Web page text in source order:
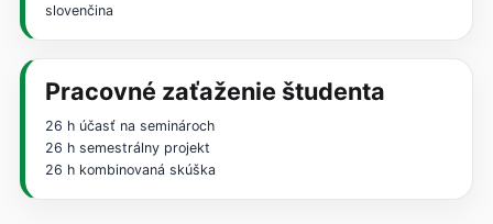
slovenčina
Pracovné zaťaženie študenta
26 h účasť na seminároch
26 h semestrálny projekt
26 h kombinovaná skúška